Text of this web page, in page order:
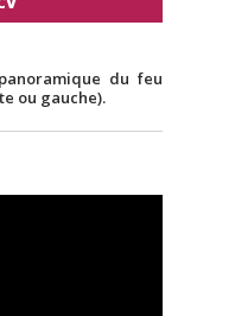
du feu
ou gauche).